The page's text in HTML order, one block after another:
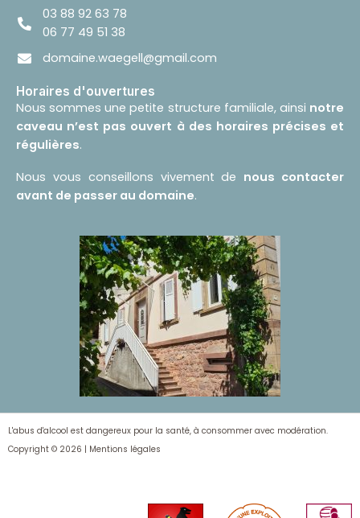
03 88 92 63 78
06 77 49 51 38
domaine.waegell@gmail.com
Horaires d'ouvertures
Nous sommes une petite structure familiale, ainsi notre
caveau n’est pas ouvert à des horaires précises et
régulières.
Nous vous conseillons vivement de nous contacter
avant de passer au domaine.
L'abus d'alcool est dangereux pour la santé, à consommer avec modération.
Copyright © 2026 | Mentions légales